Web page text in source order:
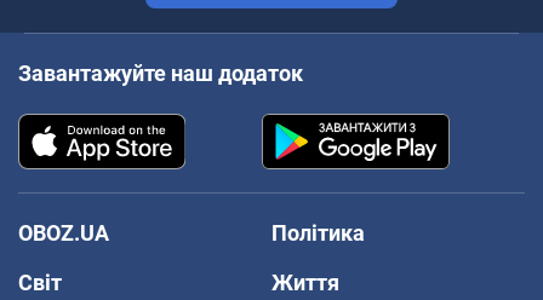
Завантажуйте наш додаток
OBOZ.UA
Політика
Світ
Життя